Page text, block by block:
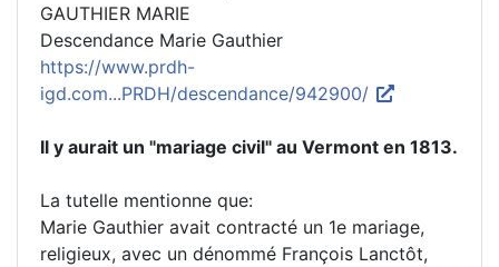
GAUTHIER MARIE
Descendance Marie Gauthier
https://www.prdh-
igd.com...PRDH/descendance/942900/
Il y aurait un "mariage civil" au Vermont en 1813.
La tutelle mentionne que:
Marie Gauthier avait contracté un 1e mariage,
religieux, avec un dénommé François Lanctôt,